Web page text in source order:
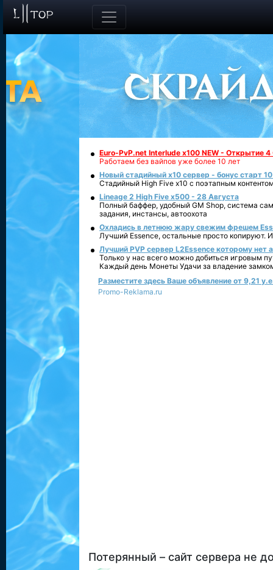
Euro-PvP.net Interlude х100 NEW - Открытие 4
Работаем без вайпов уже более 10 лет
Новый стадийный х10 сервер - бонус старт
Стадийный High Five x10 с поэтапным
Lineage 2 High Five x500 - 28 Августа
Полный баффер, удобный GM Shop, система
задания, инстансы, автоохота
Охладись в летнюю жару свежим фрешем
Лучший Essence, остальные просто копируют.
Лучший PVP сервер L2Essence которому нет
Только у нас всего можно добиться игровым
Каждый день Монеты Удачи за владение
Разместите здесь Ваше объявление от 9,21
Promo-Reklama.ru
Потерянный – сайт сервера не